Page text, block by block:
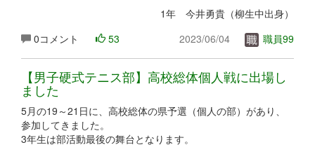
1年 今井勇貴（柳生中出身）
0コメント
53 2023/06/04 職員99
【男子硬式テニス部】高校総体個人戦に出場し
ました
5月の19～21日に、高校総体の県予選（個人の部）があり、
参加してきました。
3年生は部活動最後の舞台となります。